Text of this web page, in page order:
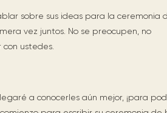
sobre sus ideas para la ceremonia
vez juntos. No se preocupen, no
ustedes.
a conocerles aún mejor, ¡para